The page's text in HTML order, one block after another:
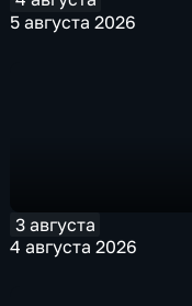
5 августа 2026
3 августа
4 августа 2026